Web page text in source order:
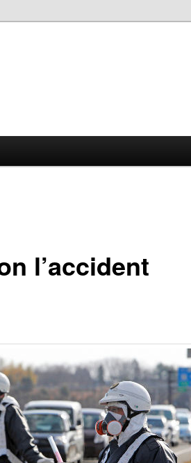
l’accident